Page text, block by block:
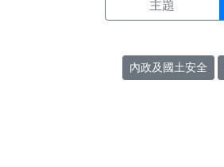
主題
內政及國土安全